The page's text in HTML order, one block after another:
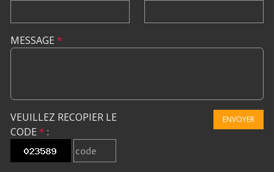
MESSAGE *
VEUILLEZ RECOPIER LE
CODE * :
ENVOYER